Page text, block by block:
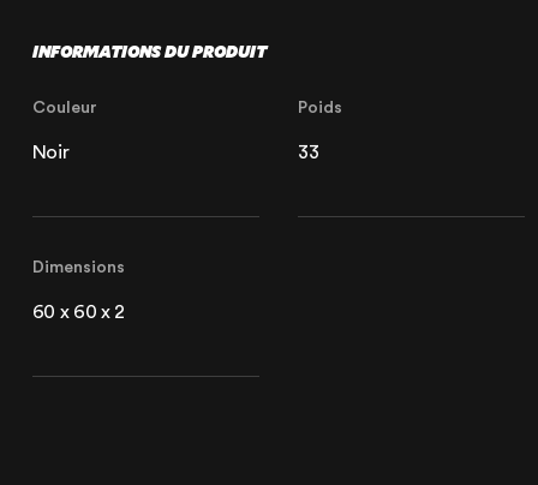
Lille
75001 Paris, France
INFORMATIONS DU PRODUIT
Couleur
Noir
Poids
33
Dimensions
60 x 60 x 2